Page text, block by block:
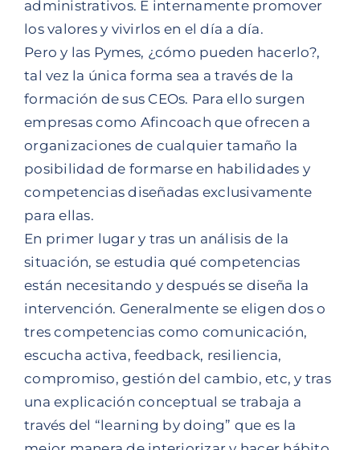
administrativos. E internamente promover
los valores y vivirlos en el día a día.
Pero y las Pymes, ¿cómo pueden hacerlo?,
tal vez la única forma sea a través de la
formación de sus CEOs. Para ello surgen
empresas como Afincoach que ofrecen a
organizaciones de cualquier tamaño la
posibilidad de formarse en habilidades y
competencias diseñadas exclusivamente
para ellas.
En primer lugar y tras un análisis de la
situación, se estudia qué competencias
están necesitando y después se diseña la
intervención. Generalmente se eligen dos o
tres competencias como comunicación,
escucha activa, feedback, resiliencia,
compromiso, gestión del cambio, etc, y tras
una explicación conceptual se trabaja a
través del “learning by doing” que es la